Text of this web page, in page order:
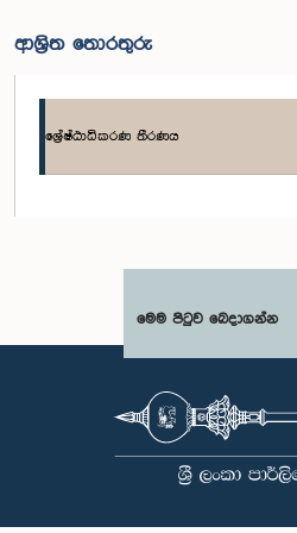
ආශ්‍රිත තොරතුරු
ශ්‍රේෂ්ඨාධිකරණ තීරණය
මෙම පිටුව බෙදාගන්න